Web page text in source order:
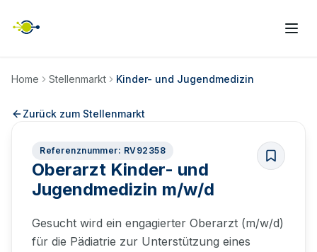
Home Stellenmarkt Kinder- und Jugendmedizin
Zurück zum Stellenmarkt
Referenznummer: RV92358
Oberarzt Kinder- und
Jugendmedizin m/w/d
Gesucht wird ein engagierter Oberarzt (m/w/d)
für die Pädiatrie zur Unterstützung eines